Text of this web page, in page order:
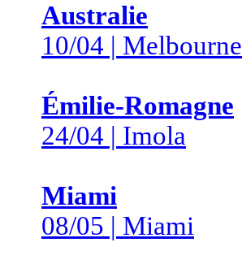
Australie
10/04 | Melbourne
Émilie-Romagne
24/04 | Imola
Miami
08/05 | Miami